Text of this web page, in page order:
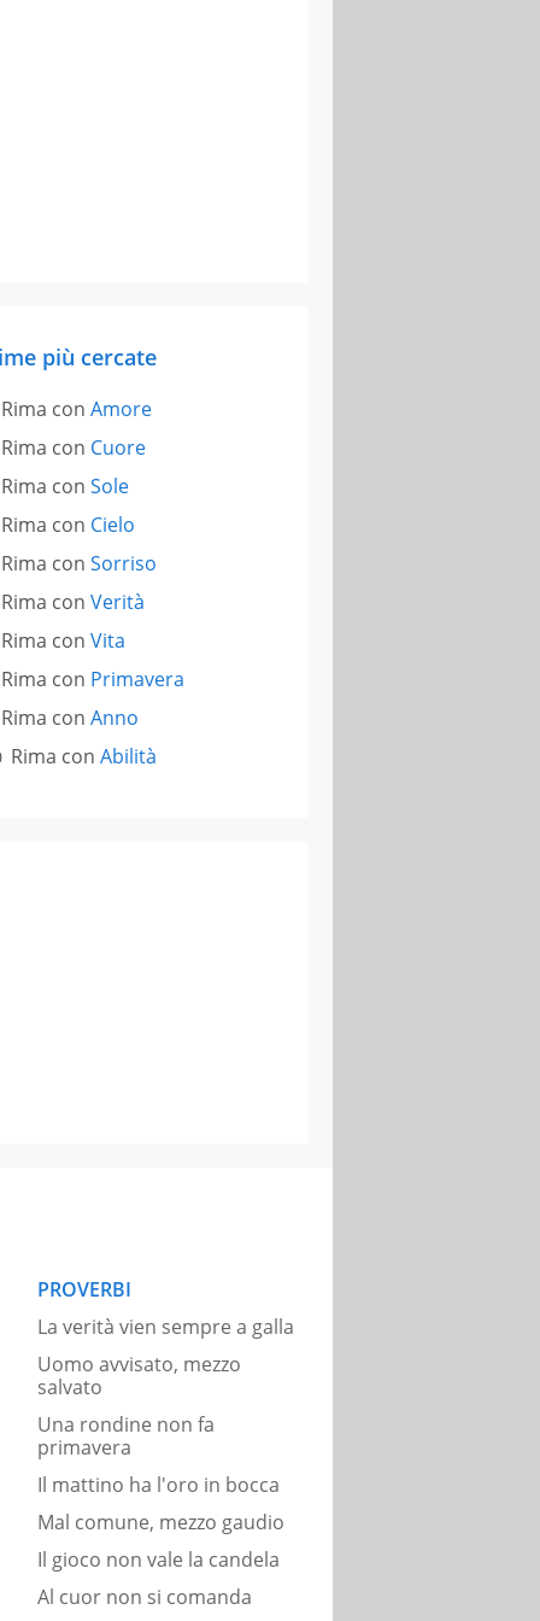
più cercate
Rima con Amore
Rima con Cuore
Rima con Sole
Rima con Cielo
Rima con Sorriso
Rima con Verità
Rima con Vita
Rima con Primavera
Rima con Anno
Rima con Abilità
PROVERBI
La verità vien sempre a galla
Uomo avvisato, mezzo
salvato
Una rondine non fa
primavera
Il mattino ha l'oro in bocca
Mal comune, mezzo gaudio
Il gioco non vale la candela
Al cuor non si comanda